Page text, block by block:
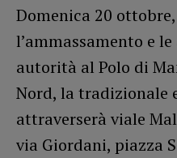
Domenica 20
l’ammassamento e
autorità al Polo di
Nord, la tradizionale
attraverserà viale
via Giordani, piazza